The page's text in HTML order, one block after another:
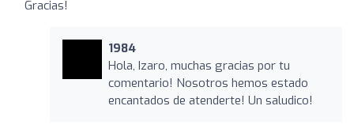
Gracias!
1984
Hola, Izaro, muchas gracias por tu
comentario! Nosotros hemos estado
encantados de atenderte! Un saludico!